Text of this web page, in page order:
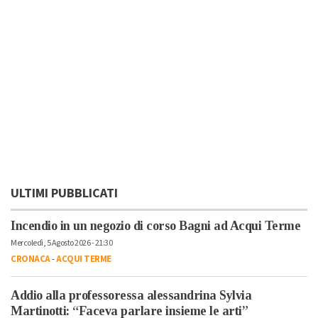
ULTIMI PUBBLICATI
Incendio in un negozio di corso Bagni ad Acqui Terme
Mercoledì, 5 Agosto 2026 - 21:30
CRONACA-ACQUI TERME
Addio alla professoressa alessandrina Sylvia
Martinotti: “Faceva parlare insieme le arti”